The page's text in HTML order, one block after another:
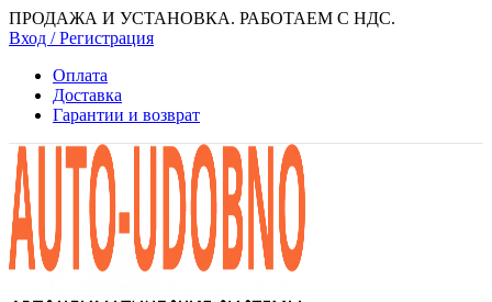
ПРОДАЖА И УСТАНОВКА. РАБОТАЕМ С НДС.
Вход / Регистрация
Оплата
Доставка
Гарантии и возврат